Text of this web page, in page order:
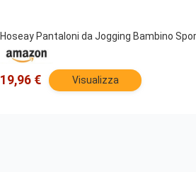
Hoseay Pantaloni da Jogging Bambino
19,96 € Visualizza